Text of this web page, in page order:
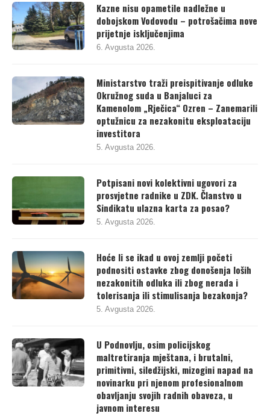
Kazne nisu opametile nadležne u
dobojskom Vodovodu – potrošačima nove
prijetnje isključenjima
6. Avgusta 2026.
Ministarstvo traži preispitivanje odluke
Okružnog suda u Banjaluci za
Kamenolom „Rječica“ Ozren – Zanemarili
optužnicu za nezakonitu eksploataciju
investitora
5. Avgusta 2026.
Potpisani novi kolektivni ugovori za
prosvjetne radnike u ZDK. Članstvo u
Sindikatu ulazna karta za posao?
5. Avgusta 2026.
Hoće li se ikad u ovoj zemlji početi
podnositi ostavke zbog donošenja loših
nezakonitih odluka ili zbog nerada i
tolerisanja ili stimulisanja bezakonja?
5. Avgusta 2026.
U Podnovlju, osim policijskog
maltretiranja mještana, i brutalni,
primitivni, siledžijski, mizogini napad na
novinarku pri njenom profesionalnom
obavljanju svojih radnih obaveza, u
javnom interesu